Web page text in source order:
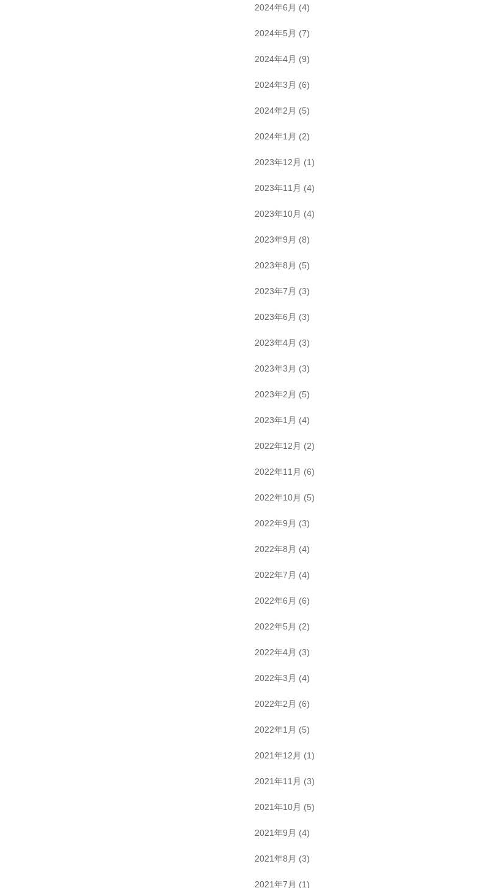
2024年6月 (4)
2024年5月 (7)
2024年4月 (9)
2024年3月 (6)
2024年2月 (5)
2024年1月 (2)
2023年12月 (1)
2023年11月 (4)
2023年10月 (4)
2023年9月 (8)
2023年8月 (5)
2023年7月 (3)
2023年6月 (3)
2023年4月 (3)
2023年3月 (3)
2023年2月 (5)
2023年1月 (4)
2022年12月 (2)
2022年11月 (6)
2022年10月 (5)
2022年9月 (3)
2022年8月 (4)
2022年7月 (4)
2022年6月 (6)
2022年5月 (2)
2022年4月 (3)
2022年3月 (4)
2022年2月 (6)
2022年1月 (5)
2021年12月 (1)
2021年11月 (3)
2021年10月 (5)
2021年9月 (4)
2021年8月 (3)
2021年7月 (1)